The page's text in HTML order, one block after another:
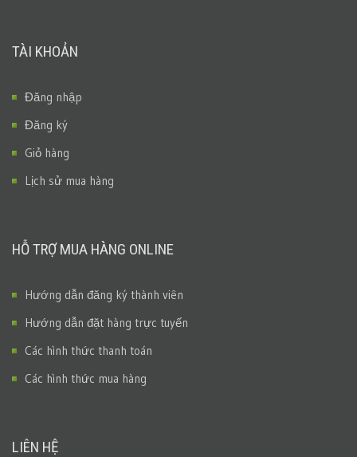
TÀI KHOẢN
Đăng nhập
Đăng ký
Giỏ hàng
Lịch sử mua hàng
HỖ TRỢ MUA HÀNG ONLINE
Hướng dẫn đăng ký thành viên
Hướng dẫn đặt hàng trực tuyến
Các hình thức thanh toán
Các hình thức mua hàng
LIÊN HỆ